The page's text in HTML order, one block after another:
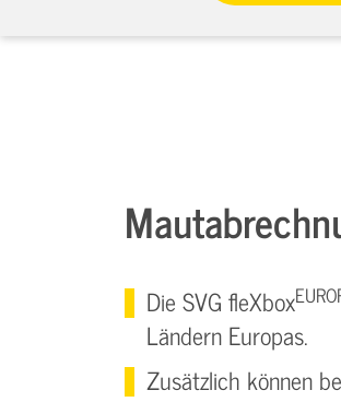
Die SVG fleXbox
Ländern Europas.
Zusätzlich können